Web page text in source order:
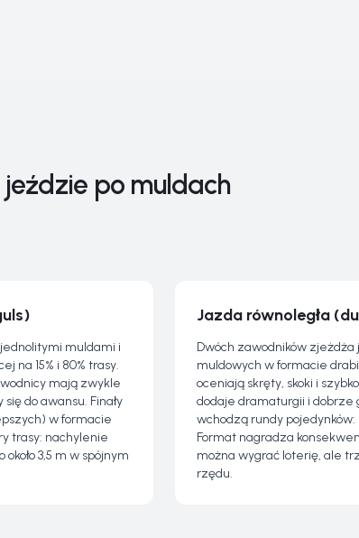
po muldach
muldami i
na 15% i 80% trasy.
mają zwykle
do awansu. Finały
w formacie
trasy: nachylenie
około 3,5 m w spójnym
Jazda równoległa
Dwóch zawodników
muldowych w formacie
oceniają skręty, skoki i
dodaje dramaturgii i dobrze
wchodzą rundy pojedynków:
Format nagradza
można wygrać loterię, ale
rzędu.